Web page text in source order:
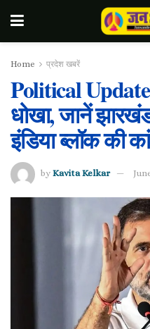
Home प्रदेश खबरें
Political
धोखा, जानें
इंडिया ब्लॉक की
by Kavita Kelkar